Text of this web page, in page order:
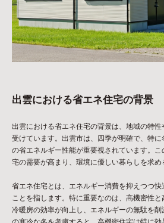
出雲における省エネ住宅の背景
出雲における省エネ住宅の背景は、地域の特
受けています。出雲市は、四季が明確で、特
の省エネルギー性能が重要視されています。
宅の需要が高まり、環境に優しい暮らしを求め
省エネ住宅とは、エネルギー消費を抑えつつ
ことを指します。特に重要なのは、高機密性と
冷暖房の効率が向上し、エネルギーの無駄を